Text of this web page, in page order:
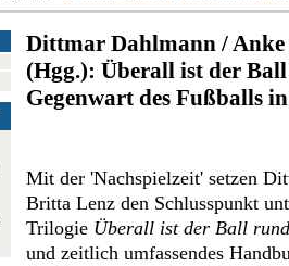
Dittmar Dahlmann /
(Hgg.): Überall ist der
Gegenwart des Fußballs
Mit der 'Nachspielzeit' setzen
Britta Lenz den Schlusspunkt
Trilogie Überall ist der Ball rund
und zeitlich umfassendes